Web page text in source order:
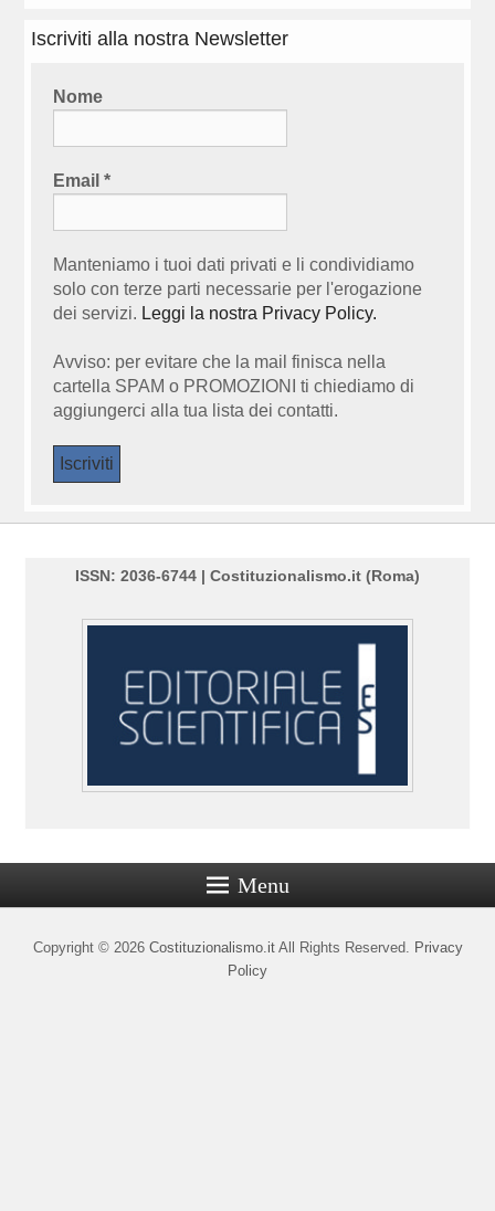
Iscriviti alla nostra Newsletter
Nome
Email*
Manteniamo i tuoi dati privati e li condividiamo
solo con terze parti necessarie per l'erogazione
dei servizi. Leggi la nostra Privacy Policy.
Avviso: per evitare che la mail finisca nella
cartella SPAM o PROMOZIONI ti chiediamo di
aggiungerci alla tua lista dei contatti.
ISSN: 2036-6744 | Costituzionalismo.it (Roma)
Menu
Copyright © 2026 Costituzionalismo.itAll Rights Reserved.
Privacy
Policy